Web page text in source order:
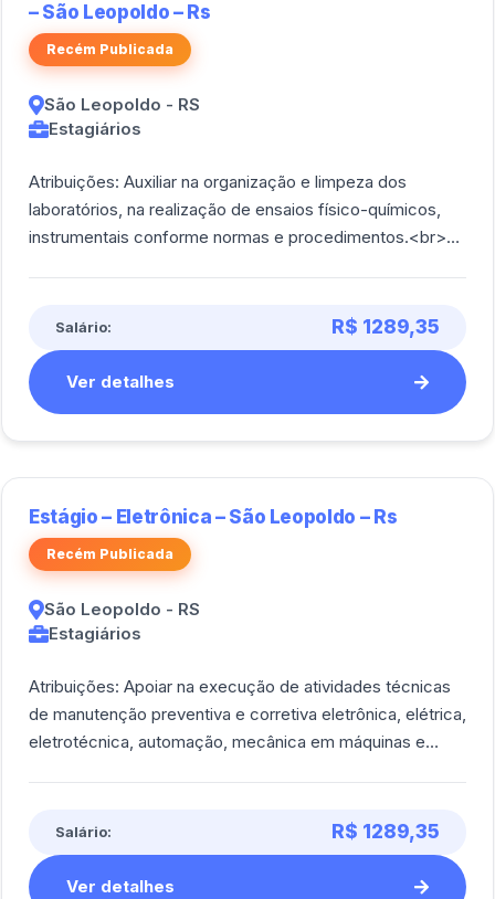
– São Leopoldo – Rs
Recém Publicada
São Leopoldo - RS
Estagiários
Atribuições: Auxiliar na organização e limpeza dos
laboratórios, na realização de ensaios físico-químicos,
instrumentais conforme normas e procedimentos.<br>
Salário: R$ 1289,35
Ver detalhes
Estágio – Eletrônica – São Leopoldo – Rs
Recém Publicada
São Leopoldo - RS
Estagiários
Atribuições: Apoiar na execução de atividades técnicas
de manutenção preventiva e corretiva eletrônica, elétrica,
eletrotécnica, automação, mecânica em máquinas e
Salário: R$ 1289,35
Ver detalhes